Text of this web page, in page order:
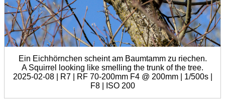
Ein Eichhörnchen scheint am Baumtamm zu riechen.
A Squirrel looking like smelling the trunk of the tree.
2025-02-08 | R7 | RF 70-200mm F4 @ 200mm | 1/500s |
F8 | ISO 200